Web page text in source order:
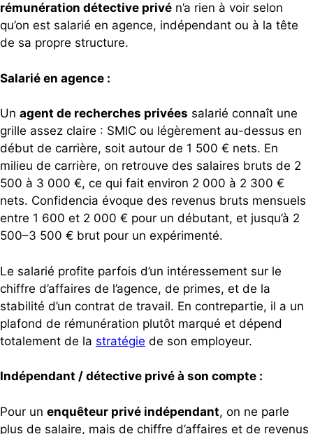
rémunération détective privé n’a rien à voir selon
qu’on est salarié en agence, indépendant ou à la tête
de sa propre structure.
Salarié en agence :
Un agent de recherches privées salarié connaît une
grille assez claire : SMIC ou légèrement au-dessus en
début de carrière, soit autour de 1 500 € nets. En
milieu de carrière, on retrouve des salaires bruts de 2
500 à 3 000 €, ce qui fait environ 2 000 à 2 300 €
nets. Confidencia évoque des revenus bruts mensuels
entre 1 600 et 2 000 € pour un débutant, et jusqu’à 2
500–3 500 € brut pour un expérimenté.
Le salarié profite parfois d’un intéressement sur le
chiffre d’affaires de l’agence, de primes, et de la
stabilité d’un contrat de travail. En contrepartie, il a un
plafond de rémunération plutôt marqué et dépend
totalement de la stratégie de son employeur.
Indépendant / détective privé à son compte :
Pour un enquêteur privé indépendant, on ne parle
plus de salaire, mais de chiffre d’affaires et de revenus